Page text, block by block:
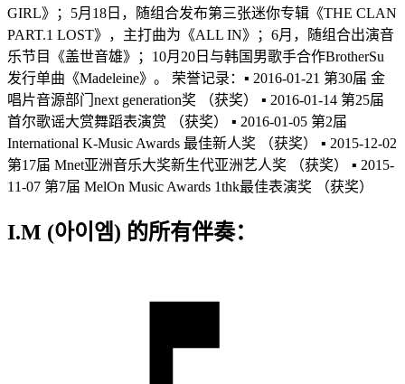
GIRL》；5月18日，随组合发布第三张迷你专辑《THE CLAN
PART.1 LOST》，主打曲为《ALL IN》；6月，随组合出演音
乐节目《盖世音雄》；10月20日与韩国男歌手合作BrotherSu
发行单曲《Madeleine》。 荣誉记录：▪ 2016-01-21 第30届 金
唱片音源部门next generation奖 （获奖） ▪ 2016-01-14 第25届
首尔歌谣大赏舞蹈表演赏 （获奖） ▪ 2016-01-05 第2届
International K-Music Awards 最佳新人奖 （获奖） ▪ 2015-12-02
第17届 Mnet亚洲音乐大奖新生代亚洲艺人奖 （获奖） ▪ 2015-
11-07 第7届 MelOn Music Awards 1thk最佳表演奖 （获奖）
I.M (아이엠) 的所有伴奏：